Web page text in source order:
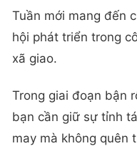
Tuần mới mang đến
hội phát triển trong
xã giao.
Trong giai đoạn bận
bạn cần giữ sự tỉnh
may mà không quên